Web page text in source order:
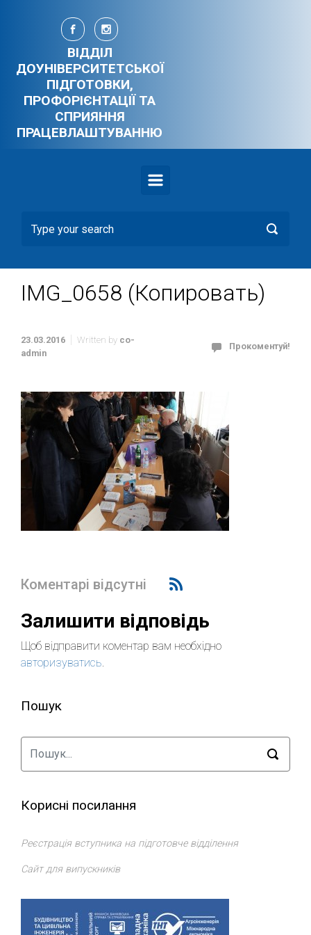
Skip to main content
ВІДДІЛ
ДОУНІВЕРСИТЕТСЬКОЇ
ПІДГОТОВКИ,
ПРОФОРІЄНТАЦІЇ ТА
СПРИЯННЯ
ПРАЦЕВЛАШТУВАННЮ
IMG_0658 (Копировать)
23.03.2016 Written by co-
admin
Прокоментуй!
Коментарі відсутні
Залишити відповідь
Щоб відправити коментар вам необхідно
авторизуватись.
Пошук
Корисні посилання
Реєстрація вступника на підготовче відділення
Сайт для випускників